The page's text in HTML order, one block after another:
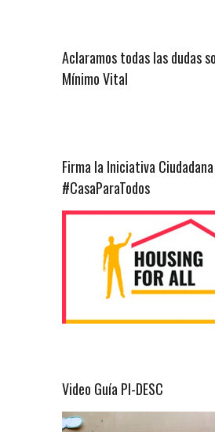
Aclaramos todas las dudas
Mínimo Vital
Firma la Iniciativa
#CasaParaTodos
Video Guía PI-DESC